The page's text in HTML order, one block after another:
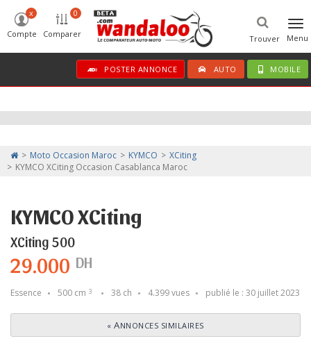
Menu
Trouver
x
Compte
0
Comparer
POSTER ANNONCE AUTO MOBILE
Moto Occasion Maroc KYMCO
XCiting
KYMCO XCiting Occasion Casablanca Maroc
KYMCO XCiting
XCiting 500
29.000 DH
Essence 500 cm 3 38 ch 4.399 vues publié le : 30 juillet 2023
« ANNONCES SIMILAIRES